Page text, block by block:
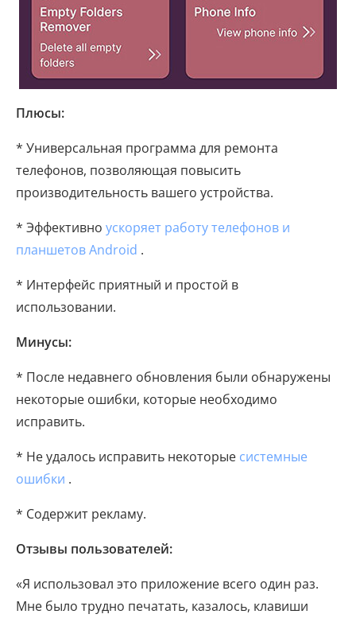
Плюсы:
* Универсальная программа для ремонта
телефонов, позволяющая повысить
производительность вашего устройства.
* Эффективно ускоряет работу телефонов и
планшетов Android .
* Интерфейс приятный и простой в
использовании.
Минусы:
* После недавнего обновления были обнаружены
некоторые ошибки, которые необходимо
исправить.
* Не удалось исправить некоторые системные
ошибки .
* Содержит рекламу.
Отзывы пользователей:
«Я использовал это приложение всего один раз.
Мне было трудно печатать, казалось, клавиши